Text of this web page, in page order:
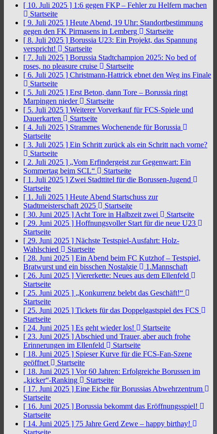
[ 10. Juli 2025 ] 1:6 gegen FKP – Fehler zu Helfern machen
Startseite
[ 9. Juli 2025 ] Heute Abend, 19 Uhr: Standortbestimmung
gegen den FK Pirmasens in Lemberg
Startseite
[ 8. Juli 2025 ] Borussia U23: Ein Projekt, das Spannung
verspricht!
Startseite
[ 7. Juli 2025 ] Borussia Stadtchampion 2025: No bed of
roses, no pleasure cruise
Startseite
[ 6. Juli 2025 ] Christmann-Hattrick ebnet den Weg ins Finale
Startseite
[ 5. Juli 2025 ] Erst Beton, dann Tore – Borussia ringt
Marpingen nieder
Startseite
[ 5. Juli 2025 ] Weiterer Vorverkauf für FCS-Spiele und
Dauerkarten
Startseite
[ 4. Juli 2025 ] Strammes Wochenende für Borussia
Startseite
[ 3. Juli 2025 ] Ein Schritt zurück als ein Schritt nach vorne?
Startseite
[ 2. Juli 2025 ] „Vom Erfindergeist zur Gegenwart: Ein
Sommertag beim SCL“
Startseite
[ 1. Juli 2025 ] Zwei Stadttitel für die Borussen-Jugend
Startseite
[ 1. Juli 2025 ] Heute Abend Startschuss zur
Stadtmeisterschaft 2025
Startseite
[ 30. Juni 2025 ] Acht Tore in Halbzeit zwei
Startseite
[ 29. Juni 2025 ] Hoffnungsvoller Start für die neue U23
Startseite
[ 29. Juni 2025 ] Nächste Testspiel-Ausfahrt: Holz-
Wahlschied
Startseite
[ 28. Juni 2025 ] Ein Abend beim FC Kutzhof – Testspiel,
Bratwurst und ein bisschen Nostalgie
1.Mannschaft
[ 26. Juni 2025 ] Viererkette: Neues aus dem Ellenfeld
Startseite
[ 25. Juni 2025 ] „Konkurrenz belebt das Geschäft!“
Startseite
[ 25. Juni 2025 ] Tickets für das Doppelgastspiel des FCS
Startseite
[ 24. Juni 2025 ] Es geht wieder los!
Startseite
[ 23. Juni 2025 ] Abschied und Trauer, aber auch frohe
Erinnerungen im Ellenfeld
Startseite
[ 18. Juni 2025 ] Spieser Kurve für die FCS-Fan-Szene
geöffnet
Startseite
[ 18. Juni 2025 ] Vor 60 Jahren: Erfolgreiche Borussen im
„kicker“-Ranking
Startseite
[ 17. Juni 2025 ] Eine Eiche für Borussias Abwehrzentrum
Startseite
[ 16. Juni 2025 ] Borussia bekommt das Eröffnungsspiel!
Startseite
[ 14. Juni 2025 ] 75 Jahre Gerd Zewe – happy birthay!
Startseite